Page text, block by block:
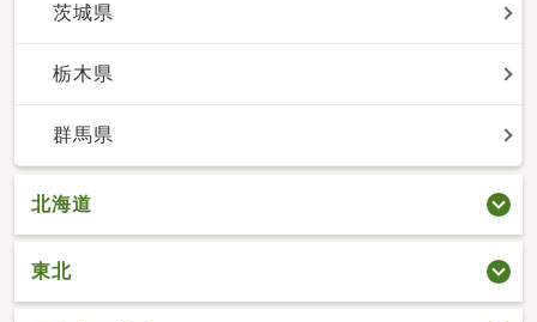
茨城県
栃木県
群馬県
北海道
東北